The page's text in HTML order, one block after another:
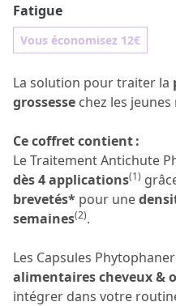
Fatigue
Vous économisez 12€
La solution pour traiter la
grossesse chez les
Ce coffret contient :
Le Traitement Antichute
dès 4 applications(1)
brevetés* pour une
semaines(2).
Les Capsules
alimentaires cheveux &
intégrer dans votre